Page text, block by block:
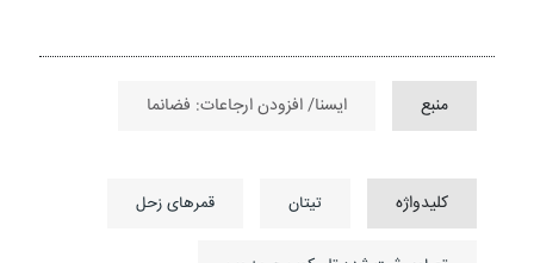
منبع ایسنا/ افزودن ارجاعات: فضانما
کلیدواژه تیتان قمرهای زحل